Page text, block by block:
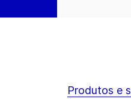
Produtos e